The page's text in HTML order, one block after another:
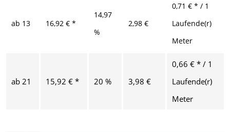
ab 13 16,92 € *
14,97
%
2,98 €
0,71 € * / 1
Laufende(r)
Meter
ab 21 15,92 € * 20 % 3,98 €
0,66 € * / 1
Laufende(r)
Meter